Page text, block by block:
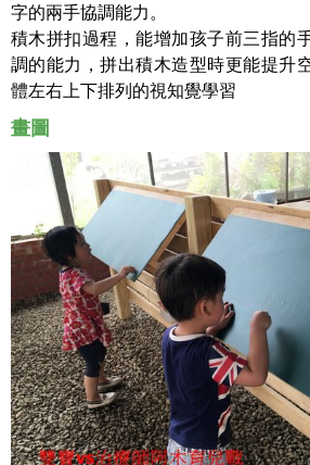
字的兩手協調能力。
積木拼扣過程，能增加孩子前三指的
調的能力，拼出積木造型時更能提升
體左右上下排列的視知覺學習
畫圖